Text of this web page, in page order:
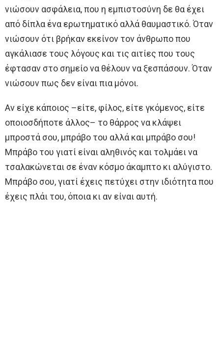
νιώσουν ασφάλεια, που η εμπιστοσύνη δε θα έχει
από δίπλα ένα ερωτηματικό αλλά θαυμαστικό. Όταν
νιώσουν ότι βρήκαν εκείνον τον άνθρωπο που
αγκάλιασε τους λόγους και τις αιτίες που τους
έφτασαν στο σημείο να θέλουν να ξεσπάσουν. Όταν
νιώσουν πως δεν είναι πια μόνοι.
Αν είχε κάποιος –είτε, φίλος, είτε γκόμενος, είτε
οποιοσδήποτε άλλος– το θάρρος να κλάψει
μπροστά σου, μπράβο του αλλά και μπράβο σου!
Μπράβο του γιατί είναι αληθινός και τολμάει να
τσαλακώνεται σε έναν κόσμο άκαμπτο κι αλύγιστο.
Μπράβο σου, γιατί έχεις πετύχει στην ιδιότητα που
έχεις πλάι του, όποια κι αν είναι αυτή.